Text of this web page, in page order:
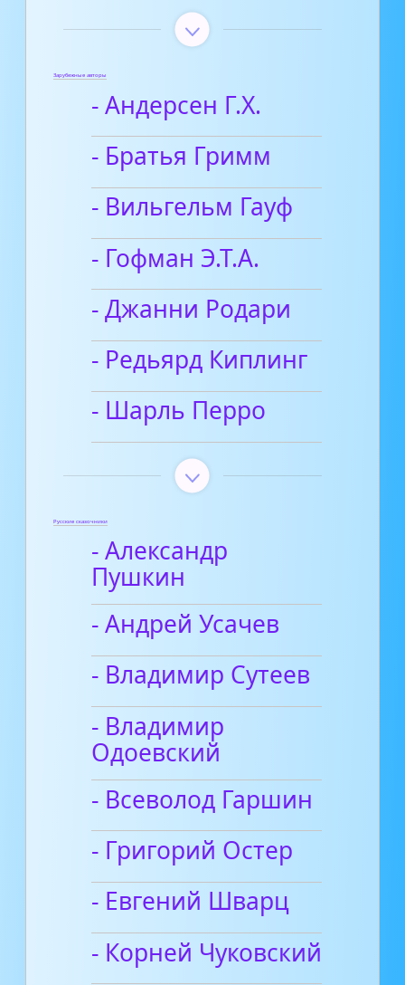
Зарубежные авторы
- Андерсен Г.Х.
- Братья Гримм
- Вильгельм Гауф
- Гофман Э.Т.А.
- Джанни Родари
- Редьярд Киплинг
- Шарль Перро
Русские сказочники
- Александр
Пушкин
- Андрей Усачев
- Владимир Сутеев
- Владимир
Одоевский
- Всеволод Гаршин
- Григорий Остер
- Евгений Шварц
- Корней Чуковский